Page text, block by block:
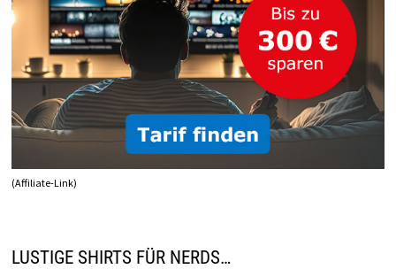
(Affiliate-Link)
LUSTIGE SHIRTS FÜR NERDS…